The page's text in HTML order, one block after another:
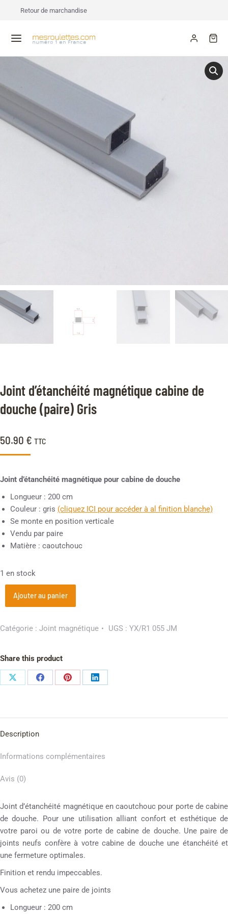
Retour de marchandise
Joint d’étanchéité magnétique cabine de
douche (paire) Gris
50.90 € TTC
Joint d’étanchéité magnétique pour cabine de douche
Longueur : 200 cm
Couleur : gris (cliquez ICI pour accéder à al finition blanche)
Se monte en position verticale
Vendu par paire
Matière : caoutchouc
1 en stock
Ajouter au panier
Catégorie : Joint magnétique UGS : YX/R1 055 JM
Share this product
Description
Informations complémentaires
Avis (0)
Joint d’étanchéité magnétique en caoutchouc pour porte de cabine
de douche. Pour une utilisation alliant confort et esthétique de
votre paroi ou de votre porte de cabine de douche. Une paire de
joints neufs confère à votre cabine de douche une étanchéité et
une fermeture optimales.
Finition et rendu impeccables.
Vous achetez une paire de joints
Longueur : 200 cm